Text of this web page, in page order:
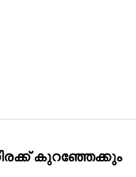
കുറഞ്ഞേക്കും